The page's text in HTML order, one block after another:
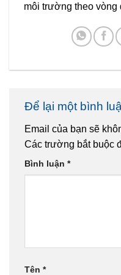
môi trường theo vòng
Để lại một bình
Email của bạn sẽ
Các trường bắt buộc
Bình luận *
Tên *